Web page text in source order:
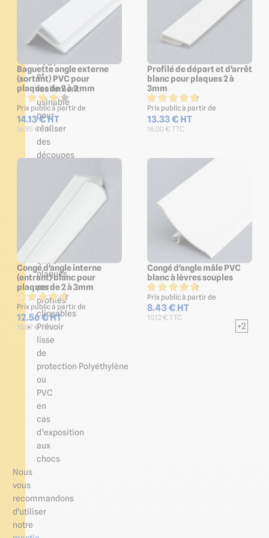
(prévoir
scie
à
lame
PVC)
et
facilement
usinable
pour
réaliser
des
découpes
mesure
(aménagement
et
décoration intérieur)
Jonction
entre
plaques
par
profilés
clipsables
Prévoir
lisse
de
protection Polyéthylène
ou
PVC
en
cas
d’exposition
aux
chocs
Nous
vous
recommandons
d'utiliser
notre
Baguette angle externe
(sortant) PVC pour
plaques de 2 à 3 mm
Prix public à partir de
14.13 € HT
16.95 € TTC
Profilé de départ et d'arrêt
blanc pour plaques 2 à
3mm
Prix public à partir de
13.33 € HT
16.00 € TTC
Congé d'angle interne
(entrant) blanc pour
plaques de 2 à 3mm
Prix public à partir de
12.56 € HT
15.07 € TTC
Congé d'angle mâle PVC
blanc à lèvres souples
Prix public à partir de
8.43 € HT
10.12 € TTC
+2